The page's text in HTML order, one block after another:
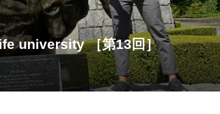
university ［第13回］